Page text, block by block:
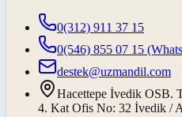
0(312) 911 37 15
0(546) 855 07 15
destek@uzmandil.com
Hacettepe İvedik OSB.
4. Kat Ofis No: 32 İvedik /